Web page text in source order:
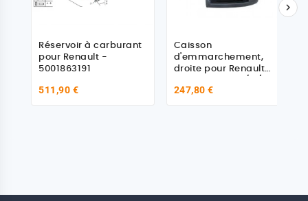
Réservoir à carburant
pour Renault -
5001863191
511,90 €
Caisson
d'emmarchement,
droite pour Renault
5/7
247,80 €
